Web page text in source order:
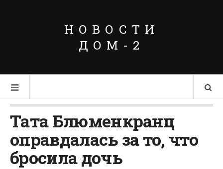
НОВОСТИ
ДОМ-2
Тата Блюменкранц
оправдалась за то, что
бросила дочь